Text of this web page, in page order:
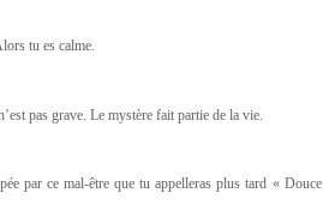
tu es calme.
pas grave. Le mystère fait partie de la vie.
par ce mal-être que tu appelleras plus tard « Douce